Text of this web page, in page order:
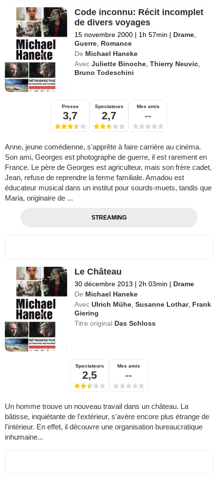
Code inconnu: Récit incomplet
de divers voyages
15 novembre 2000 | 1h 57min | Drame
Guerre Romance
De Michael Haneke
Avec Juliette Binoche ,Thierry Neuvic
Bruno Todeschini
Presse
3,7
Spectateurs
2,7
Mes amis
--
Anne, jeune comédienne, s'apprête à faire carrière au cinéma.
Son ami, Georges est photographe de guerre, il est rarement en
France. Le père de Georges est agriculteur, mais son frère cadet,
Jean, refuse de reprendre la ferme familiale. Amadou est
éducateur musical dans un institut pour sourds-muets, tandis que
Maria, originaire de ...
STREAMING
Le Château
30 décembre 2013 | 2h 03min | Drame
De Michael Haneke
Avec Ulrich Mühe ,Susanne Lothar, Frank
Giering
Titre original Das Schloss
Spectateurs
2,5
Mes amis
--
Un homme trouve un nouveau travail dans un château. La
bâtisse, inquiétante de l'extérieur, s'avère encore plus étrange de
l'intérieur. En effet, il découvre une organisation bureaucratique
inhumaine...